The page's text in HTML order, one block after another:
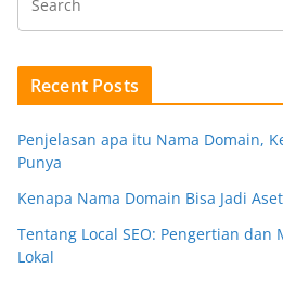
Recent Posts
Penjelasan apa itu Nama Domain,
Punya
Kenapa Nama Domain Bisa Jadi
Tentang Local SEO: Pengertian dan
Lokal